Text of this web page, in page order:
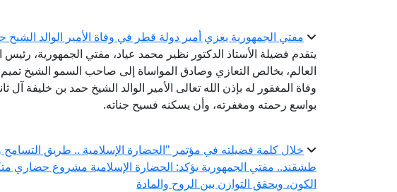
مفتي الجمهورية يعزي أمير دولة قطر في وفاة الأمير الوالد الشيخ
يتقدم فضيلة الأستاذ الدكتور نظير محمد عياد، مفتي الجمهورية، رئيس
العالم، بخالص التعازي وصادق المواساة إلى صاحب السمو الشيخ
وفاة المغفور له بإذن الله تعالى الأمير الوالد الشيخ حمد بن خليفة آل
بواسع رحمته ومغفرته، وأن يسكنه فسيح جناته.
خلال كلمة فضيلته في مؤتمر "الحضارة الإسلامية .. طريق التسامح
طشقند.. مفتي الجمهورية يؤكد: الحضارة الإسلامية مشروع حضاري
الكون، ويحقق التوازن بين الروح والمادة